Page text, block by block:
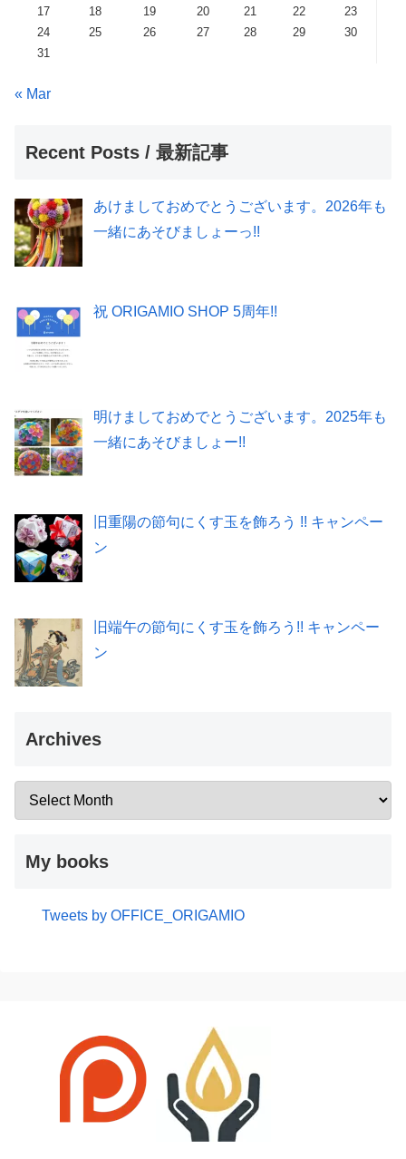
17
18 19 20 21 22
23
24
25 26 27 28 29
30
31
« Mar
Recent Posts / 最新記事
あけましておめでとうございます。2026年も
一緒にあそびましょーっ!!
祝 ORIGAMIO SHOP 5周年!!
明けましておめでとうございます。2025年も
一緒にあそびましょー!!
旧重陽の節句にくす玉を飾ろう !! キャンペー
ン
旧端午の節句にくす玉を飾ろう!! キャンペー
ン
Archives
My books
Tweets by OFFICE_ORIGAMIO